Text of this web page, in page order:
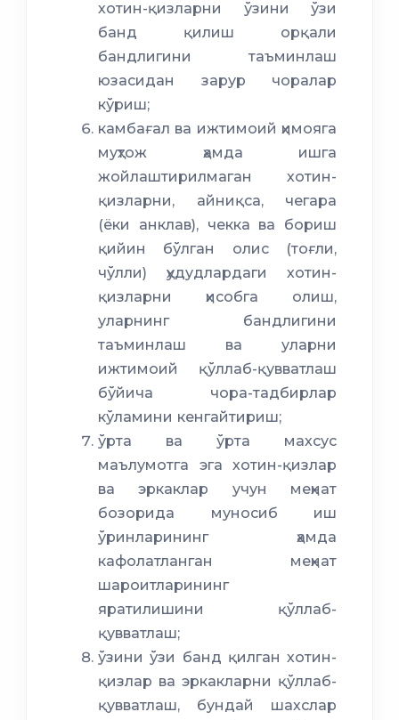
хотин-қизларни ўзини ўзи
банд қилиш орқали
бандлигини таъминлаш
юзасидан зарур чоралар
кўриш;
камбағал ва ижтимоий ҳимояга
муҳтож ҳамда ишга
жойлаштирилмаган хотин-
қизларни, айниқса, чегара
(ёки анклав), чекка ва бориш
қийин бўлган олис (тоғли,
чўлли) ҳудудлардаги хотин-
қизларни ҳисобга олиш,
уларнинг бандлигини
таъминлаш ва уларни
ижтимоий қўллаб-қувватлаш
бўйича чора-тадбирлар
кўламини кенгайтириш;
ўрта ва ўрта махсус
маълумотга эга хотин-қизлар
ва эркаклар учун меҳнат
бозорида муносиб иш
ўринларининг ҳамда
кафолатланган меҳнат
шароитларининг
яратилишини қўллаб-
қувватлаш;
ўзини ўзи банд қилган хотин-
қизлар ва эркакларни қўллаб-
қувватлаш, бундай шахслар